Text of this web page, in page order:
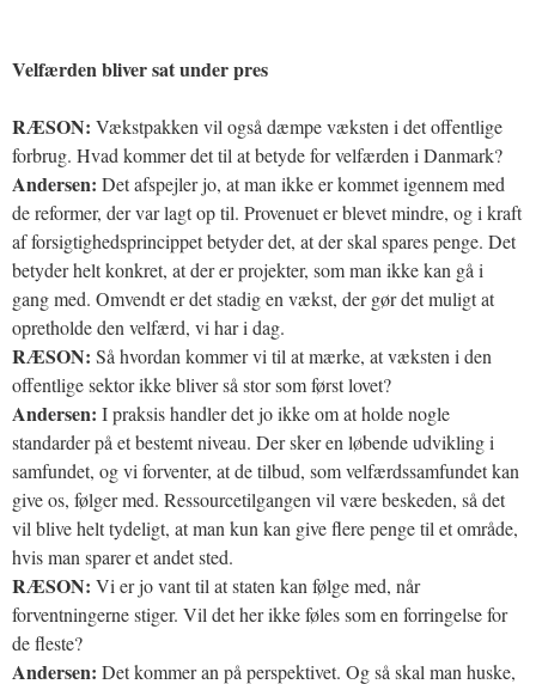
Velfærden bliver sat under pres
RÆSON: Vækstpakken vil også dæmpe væksten i det offentlige
forbrug. Hvad kommer det til at betyde for velfærden i Danmark?
Andersen: Det afspejler jo, at man ikke er kommet igennem med
de reformer, der var lagt op til. Provenuet er blevet mindre, og i kraft
af forsigtighedsprincippet betyder det, at der skal spares penge. Det
betyder helt konkret, at der er projekter, som man ikke kan gå i
gang med. Omvendt er det stadig en vækst, der gør det muligt at
opretholde den velfærd, vi har i dag.
RÆSON: Så hvordan kommer vi til at mærke, at væksten i den
offentlige sektor ikke bliver så stor som først lovet?
Andersen: I praksis handler det jo ikke om at holde nogle
standarder på et bestemt niveau. Der sker en løbende udvikling i
samfundet, og vi forventer, at de tilbud, som velfærdssamfundet kan
give os, følger med. Ressourcetilgangen vil være beskeden, så det
vil blive helt tydeligt, at man kun kan give flere penge til et område,
hvis man sparer et andet sted.
RÆSON: Vi er jo vant til at staten kan følge med, når
forventningerne stiger. Vil det her ikke føles som en forringelse for
de fleste?
Andersen: Det kommer an på perspektivet. Og så skal man huske,